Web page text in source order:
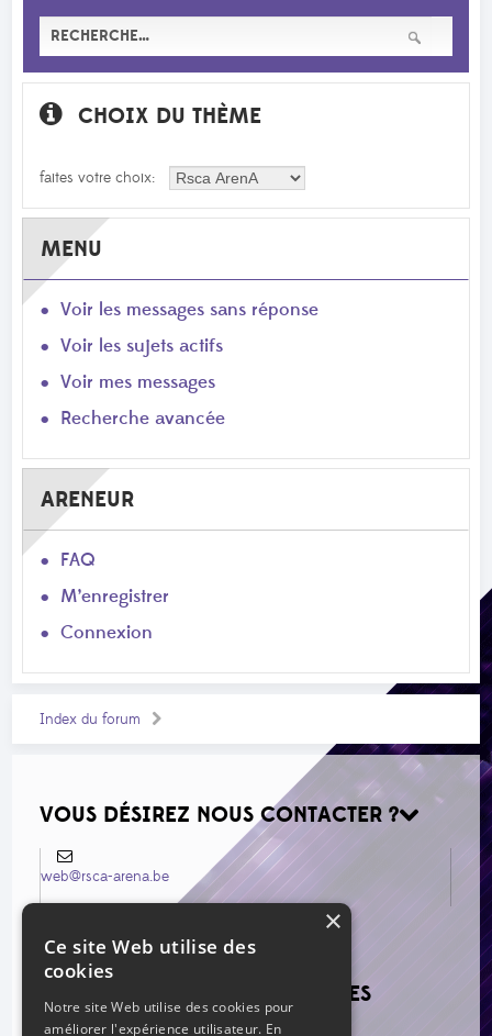
CHOIX DU THÈME
faites votre choix:
MENU
Voir les messages sans réponse
Voir les sujets actifs
Voir mes messages
Recherche avancée
ARENEUR
FAQ
M’enregistrer
Connexion
Index du forum
VOUS DÉSIREZ NOUS CONTACTER ?
web@rsca-arena.be
VOIR LES NOUVEAUX MESSAGES
×
Ce site Web utilise des
cookies
Notre site Web utilise des cookies pour
améliorer l'expérience utilisateur. En